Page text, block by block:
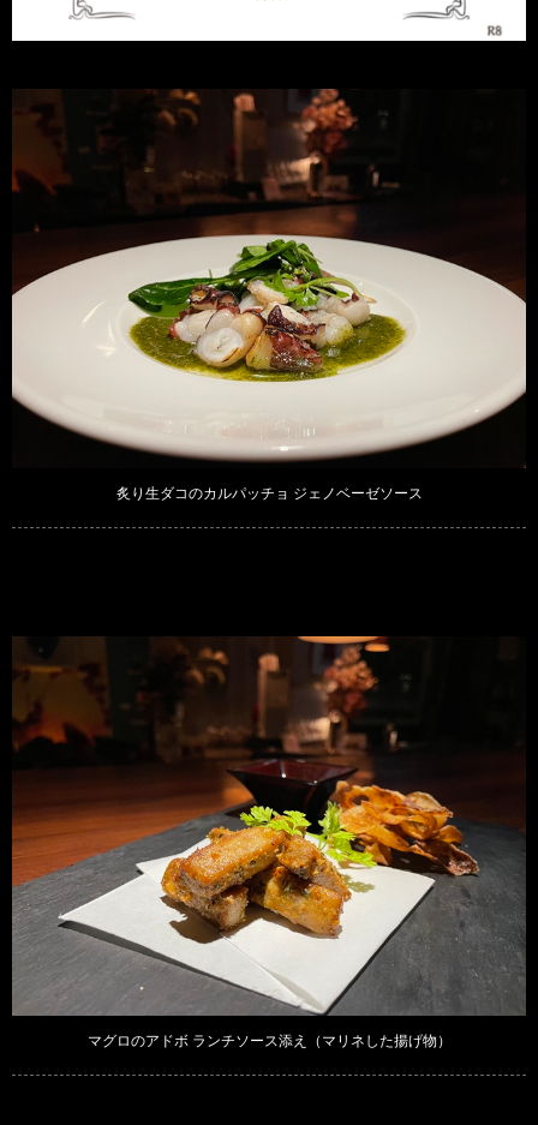
炙り生ダコのカルパッチョ ジェノベーゼソース
マグロのアドボ ランチソース添え（マリネした揚げ物）